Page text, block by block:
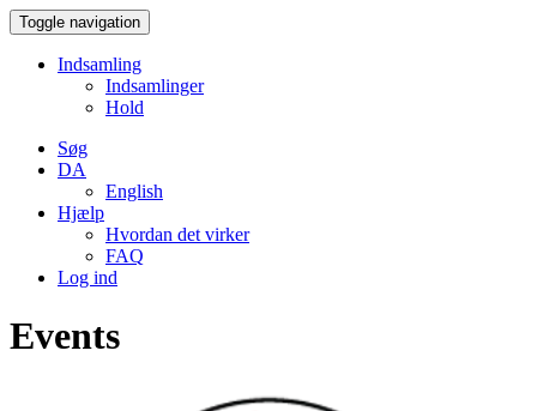
Toggle navigation
Indsamling
Indsamlinger
Hold
Søg
DA
English
Hjælp
Hvordan det virker
FAQ
Log ind
Events